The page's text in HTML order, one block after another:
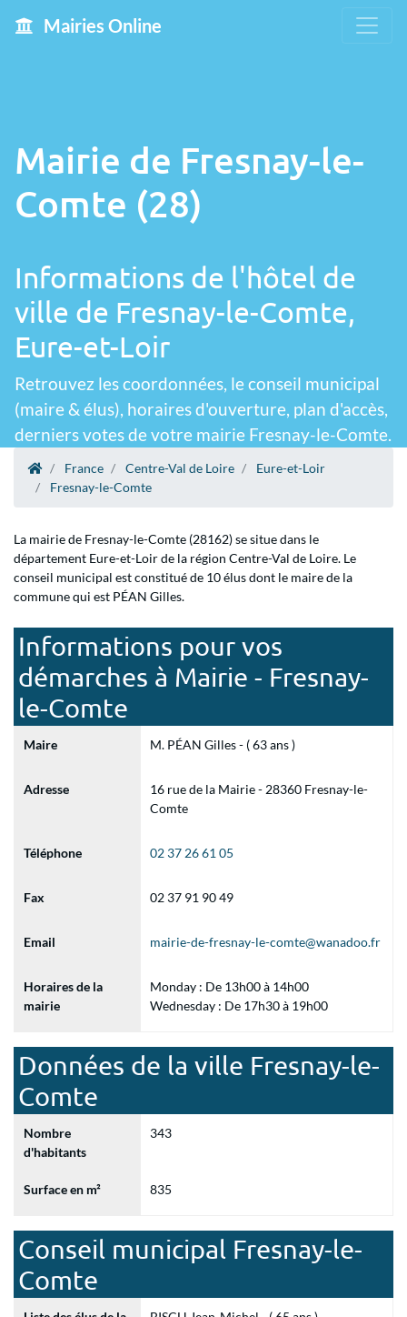
Mairies Online
Mairie de Fresnay-le-
Comte (28)
Informations de l'hôtel de
ville de Fresnay-le-Comte,
Eure-et-Loir
Retrouvez les coordonnées, le conseil municipal
(maire & élus), horaires d'ouverture, plan d'accès,
derniers votes de votre mairie Fresnay-le-Comte.
France Centre-Val de Loire
Eure-et-Loir
Fresnay-le-Comte
La mairie de Fresnay-le-Comte (28162) se situe dans le
département Eure-et-Loir de la région Centre-Val de Loire. Le
conseil municipal est constitué de 10 élus dont le maire de la
commune qui est PÉAN Gilles.
Informations pour vos
démarches à Mairie - Fresnay-
le-Comte
Maire M. PÉAN Gilles - ( 63 ans )
Adresse
16 rue de la Mairie - 28360 Fresnay-le-
Comte
Téléphone 02 37 26 61 05
Fax 02 37 91 90 49
Email mairie-de-fresnay-le-comte@wanadoo.fr
Horaires de la
mairie
Monday : De 13h00 à 14h00
Wednesday : De 17h30 à 19h00
Données de la ville Fresnay-le-
Comte
Nombre
d'habitants
343
Surface en m² 835
Conseil municipal Fresnay-le-
Comte